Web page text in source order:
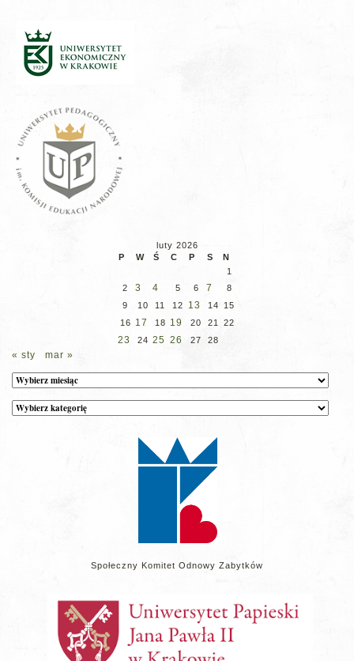
luty 2026
P
W Ś C P S
N
1
2
3 4 5 6 7
8
9
10 11 12 13 14
15
16 17 18 19 20 21 22
23 24 25 26 27 28
« sty mar »
Archiwum
Kategorie
wpisów
Społeczny Komitet Odnowy Zabytków